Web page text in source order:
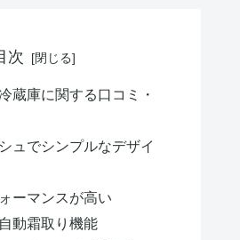
次
蔵庫に関する口コミ・
ュでシンプルなデザイ
ーマンスが高い
動霜取り機能